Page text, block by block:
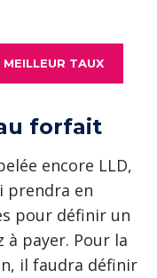
TAUX
forfait
encore LLD,
prendra en
pour définir un
à payer. Pour la
il faudra définir